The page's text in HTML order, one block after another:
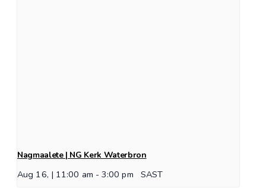
Nagmaalete | NG Kerk Waterbron
Aug 16, | 11:00 am - 3:00 pm SAST